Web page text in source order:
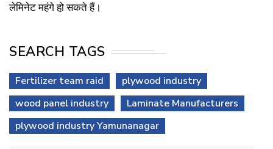
लेमिनेट महंगे हो़ सकते हैं।
SEARCH TAGS
Fertilizer team raid
plywood industry
wood panel industry
Laminate Manufacturers
plywood industry Yamunanagar